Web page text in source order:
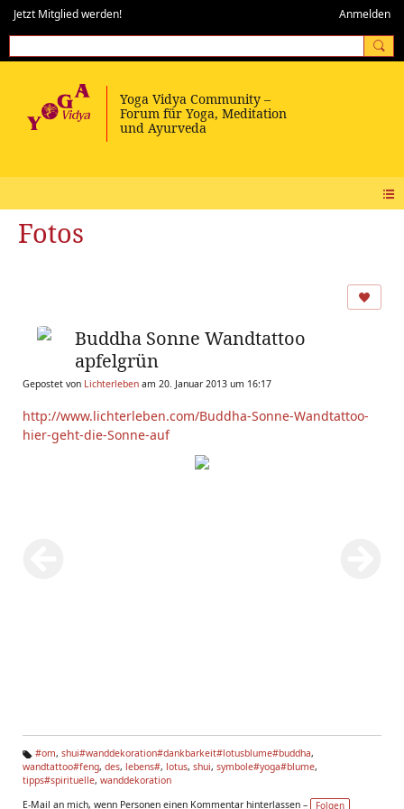
Jetzt Mitglied werden! Anmelden
Fotos
Buddha Sonne Wandtattoo
apfelgrün
Gepostet von Lichterleben am 20. Januar 2013 um 16:17
http://www.lichterleben.com/Buddha-Sonne-Wandtattoo-
hier-geht-die-Sonne-auf
Ta
g
#om, shui#wanddekoration#dankbarkeit#lotusblume#buddha,
wandtattoo#feng, des, lebens#, lotus, shui, symbole#yoga#blume,
tipps#spirituelle, wanddekoration
E-Mail an mich, wenn Personen einen Kommentar hinterlassen –
Folgen